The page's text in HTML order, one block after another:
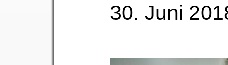
30. Juni